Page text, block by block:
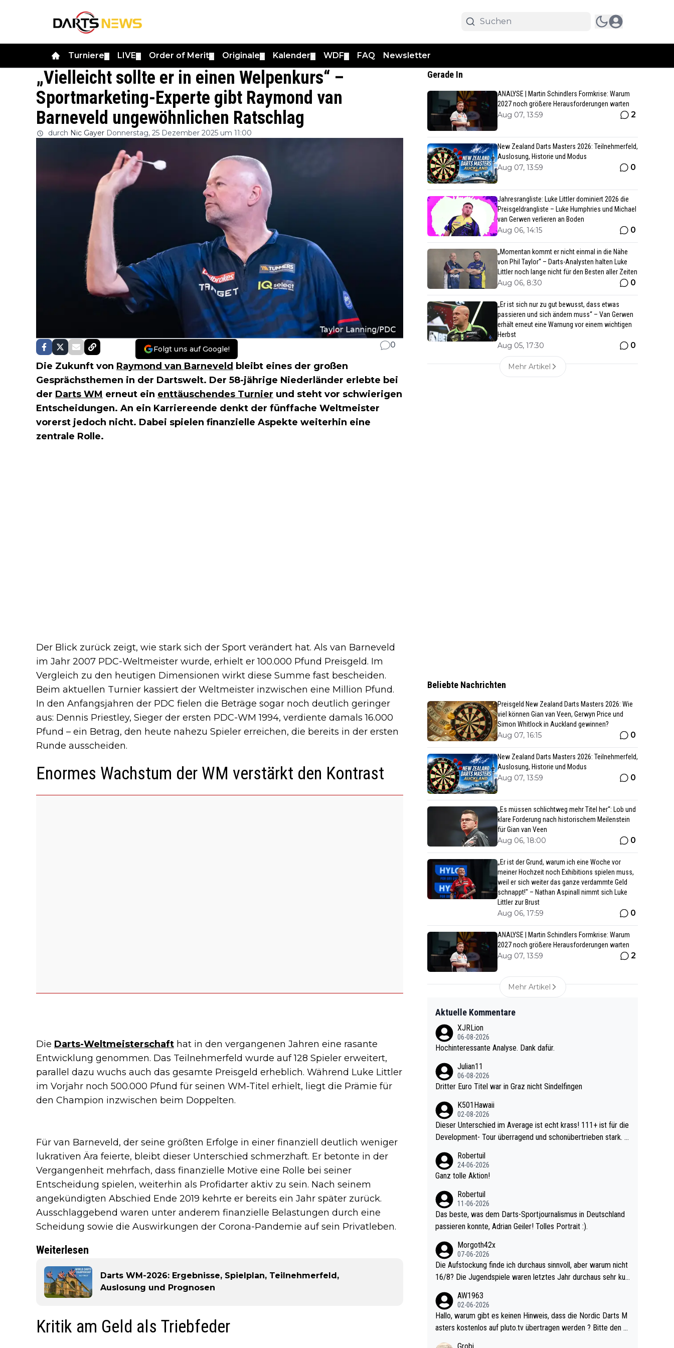
Turniere LIVE Order of Merit Originale Kalender WDF FAQ Newsletter
„Vielleicht sollte er in einen Welpenkurs“ –
Sportmarketing-Experte gibt Raymond van
Barneveld ungewöhnlichen Ratschlag
durch Nic Gayer Donnerstag, 25 Dezember 2025 um 11:00
Folgt uns auf Google! 0
Die Zukunft von Raymond van Barneveld bleibt eines der großen
Gesprächsthemen in der Dartswelt. Der 58-jährige Niederländer erlebte bei
der Darts WM erneut ein enttäuschendes Turnier und steht vor schwierigen
Entscheidungen. An ein Karriereende denkt der fünffache Weltmeister
vorerst jedoch nicht. Dabei spielen finanzielle Aspekte weiterhin eine
zentrale Rolle.
Der Blick zurück zeigt, wie stark sich der Sport verändert hat. Als van Barneveld
im Jahr 2007 PDC-Weltmeister wurde, erhielt er 100.000 Pfund Preisgeld. Im
Vergleich zu den heutigen Dimensionen wirkt diese Summe fast bescheiden.
Beim aktuellen Turnier kassiert der Weltmeister inzwischen eine Million Pfund.
In den Anfangsjahren der PDC fielen die Beträge sogar noch deutlich geringer
aus: Dennis Priestley, Sieger der ersten PDC-WM 1994, verdiente damals 16.000
Pfund – ein Betrag, den heute nahezu Spieler erreichen, die bereits in der ersten
Runde ausscheiden.
Enormes Wachstum der WM verstärkt den Kontrast
Die Darts-Weltmeisterschaft hat in den vergangenen Jahren eine rasante
Entwicklung genommen. Das Teilnehmerfeld wurde auf 128 Spieler erweitert,
parallel dazu wuchs auch das gesamte Preisgeld erheblich. Während Luke Littler
im Vorjahr noch 500.000 Pfund für seinen WM-Titel erhielt, liegt die Prämie für
den Champion inzwischen beim Doppelten.
Für van Barneveld, der seine größten Erfolge in einer finanziell deutlich weniger
lukrativen Ära feierte, bleibt dieser Unterschied schmerzhaft. Er betonte in der
Vergangenheit mehrfach, dass finanzielle Motive eine Rolle bei seiner
Entscheidung spielen, weiterhin als Profidarter aktiv zu sein. Nach seinem
angekündigten Abschied Ende 2019 kehrte er bereits ein Jahr später zurück.
Ausschlaggebend waren unter anderem finanzielle Belastungen durch eine
Scheidung sowie die Auswirkungen der Corona-Pandemie auf sein Privatleben.
Weiterlesen
Darts WM-2026: Ergebnisse, Spielplan, Teilnehmerfeld,
Auslosung und Prognosen
Kritik am Geld als Triebfeder
Gerade In
ANALYSE | Martin Schindlers Formkrise: Warum
2027 noch größere Herausforderungen warten
Aug 07, 13:59 2
New Zealand Darts Masters 2026: Teilnehmerfeld,
Auslosung, Historie und Modus
Aug 07, 13:59 0
Jahresrangliste: Luke Littler dominiert 2026 die
Preisgeldrangliste – Luke Humphries und Michael
van Gerwen verlieren an Boden
Aug 06, 14:15 0
„Momentan kommt er nicht einmal in die Nähe
von Phil Taylor“ – Darts-Analysten halten Luke
Littler noch lange nicht für den Besten aller Zeiten
Aug 06, 8:30 0
„Er ist sich nur zu gut bewusst, dass etwas
passieren und sich ändern muss“ – Van Gerwen
erhält erneut eine Warnung vor einem wichtigen
Herbst
Aug 05, 17:30 0
Mehr Artikel
Beliebte Nachrichten
Preisgeld New Zealand Darts Masters 2026: Wie
viel können Gian van Veen, Gerwyn Price und
Simon Whitlock in Auckland gewinnen?
Aug 07, 16:15 0
New Zealand Darts Masters 2026: Teilnehmerfeld,
Auslosung, Historie und Modus
Aug 07, 13:59 0
„Es müssen schlichtweg mehr Titel her“: Lob und
klare Forderung nach historischem Meilenstein
für Gian van Veen
Aug 06, 18:00 0
„Er ist der Grund, warum ich eine Woche vor
meiner Hochzeit noch Exhibitions spielen muss,
weil er sich weiter das ganze verdammte Geld
schnappt!" – Nathan Aspinall nimmt sich Luke
Littler zur Brust
Aug 06, 17:59 0
ANALYSE | Martin Schindlers Formkrise: Warum
2027 noch größere Herausforderungen warten
Aug 07, 13:59 2
Mehr Artikel
Aktuelle Kommentare
XJRLion
06-08-2026
Hochinteressante Analyse. Dank dafür.
Julian11
06-08-2026
Dritter Euro Titel war in Graz nicht Sindelfingen
K501Hawaii
02-08-2026
Dieser Unterschied im Average ist echt krass! 111+ ist für die
Development- Tour überragend und schonübertrieben stark. U
e mal 40+ erst recht. Da gewinnst keinen Blumentopf - ist ja n
och krasser wie ein Pokalspiel eines Kreisligisten vs einem Bu
Robertuil
24-06-2026
Ganz tolle Aktion!
Robertuil
11-06-2026
Das beste, was dem Darts-Sportjournalismus in Deutschland
passieren konnte, Adrian Geiler! Tolles Portrait :).
Morgoth42x
07-06-2026
Die Aufstockung finde ich durchaus sinnvoll, aber warum nicht
16/8? Die Jugendspiele waren letztes Jahr durchaus sehr kur
l. Allerdings ist Mitchell Lawrie als Nummer 1 der Welt eh quali
fiziert. Somit ändert die automatische Qualifikation des Weltm
eisters erstmal nichts. Ich denke sie wollen damit für nächste
AW1963
02-06-2026
Hallo, warum gibt es keinen Hinweis, dass die Nordic Darts M
asters kostenlos auf pluto.tv übertragen werden ? Bitte den A